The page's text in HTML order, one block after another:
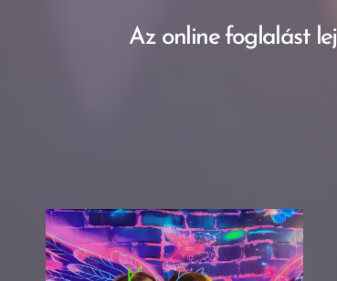
Az online foglalást